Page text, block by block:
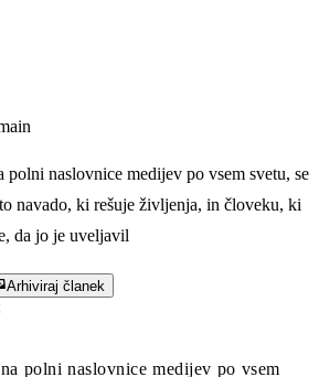
naslovnice medijev po vsem svetu, se
navado, ki rešuje življenja, in človeku, ki
da jo je uveljavil
Arhiviraj članek
polni naslovnice medijev po vsem